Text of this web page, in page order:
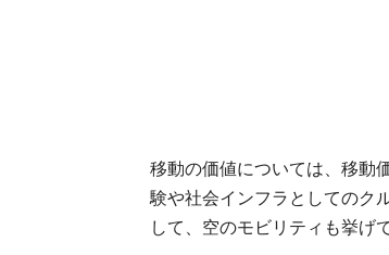
移動の価値については、移動
験や社会インフラとしてのク
して、空のモビリティも挙げ